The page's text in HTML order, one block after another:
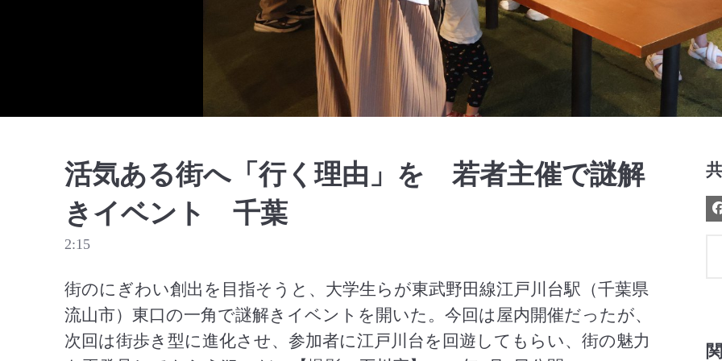
Video
活気ある街へ「行く理由」を 若者主催で謎解
きイベント 千葉
2:15
街のにぎわい創出を目指そうと、大学生らが東武野田線江戸川台駅（千葉県
流山市）東口の一角で謎解きイベントを開いた。今回は屋内開催だったが、
次回は街歩き型に進化させ、参加者に江戸川台を回遊してもらい、街の魅力